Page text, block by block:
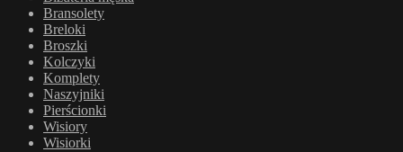
Bransolety
Breloki
Broszki
Kolczyki
Komplety
Naszyjniki
Pierścionki
Wisiory
Wisiorki